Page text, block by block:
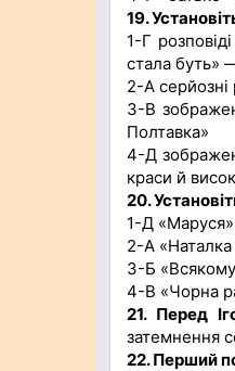
19.
1-Г
стала буть»
2-А серйозні
3-В
Полтавка»
4-Д
краси й
20.
1-Д
2-А
3-Б
4-В «Чорна
21. Перед
затемнення
22. Перший